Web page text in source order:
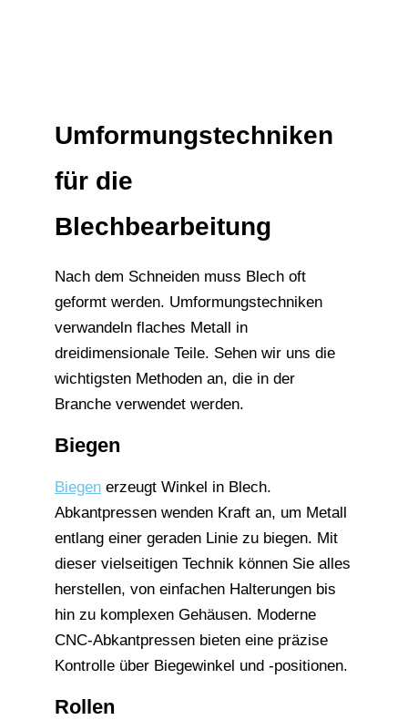
Umformungstechniken
für die
Blechbearbeitung
Nach dem Schneiden muss Blech oft
geformt werden. Umformungstechniken
verwandeln flaches Metall in
dreidimensionale Teile. Sehen wir uns die
wichtigsten Methoden an, die in der
Branche verwendet werden.
Biegen
Biegen erzeugt Winkel in Blech.
Abkantpressen wenden Kraft an, um Metall
entlang einer geraden Linie zu biegen. Mit
dieser vielseitigen Technik können Sie alles
herstellen, von einfachen Halterungen bis
hin zu komplexen Gehäusen. Moderne
CNC-Abkantpressen bieten eine präzise
Kontrolle über Biegewinkel und -positionen.
Rollen